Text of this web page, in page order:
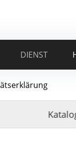
DIENST